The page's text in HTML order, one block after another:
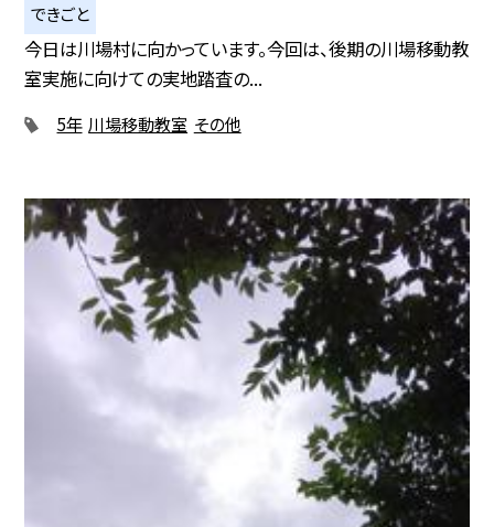
できごと
今日は川場村に向かっています。今回は、後期の川場移動教
室実施に向けての実地踏査の...
5年 川場移動教室 その他